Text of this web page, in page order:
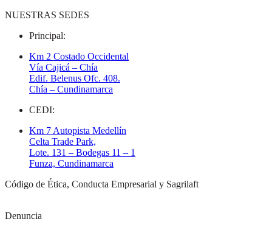
NUESTRAS SEDES
Principal:
Km 2 Costado Occidental
Vía Cajicá – Chía
Edif. Belenus Ofc. 408.
Chía – Cundinamarca
CEDI:
Km 7 Autopista Medellín
Celta Trade Park,
Lote. 131 – Bodegas 11 – 1
Funza, Cundinamarca
Código de Ética, Conducta Empresarial y Sagrilaft
Denuncia